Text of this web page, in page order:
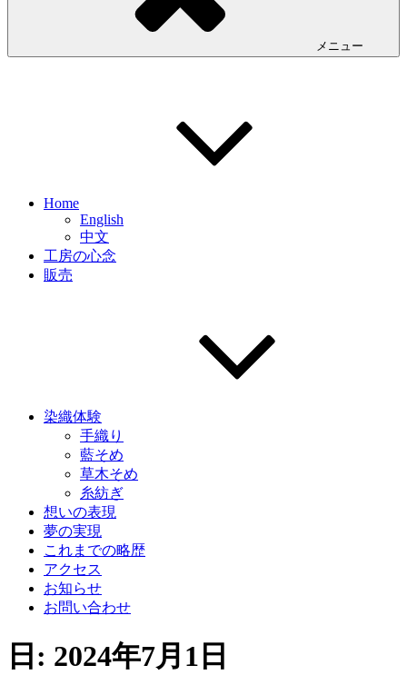
メニュー
Home
English
中文
工房の心念
販売
染織体験
手織り
藍そめ
草木そめ
糸紡ぎ
想いの表現
夢の実現
これまでの略歴
アクセス
お知らせ
お問い合わせ
日: 2024年7月1日